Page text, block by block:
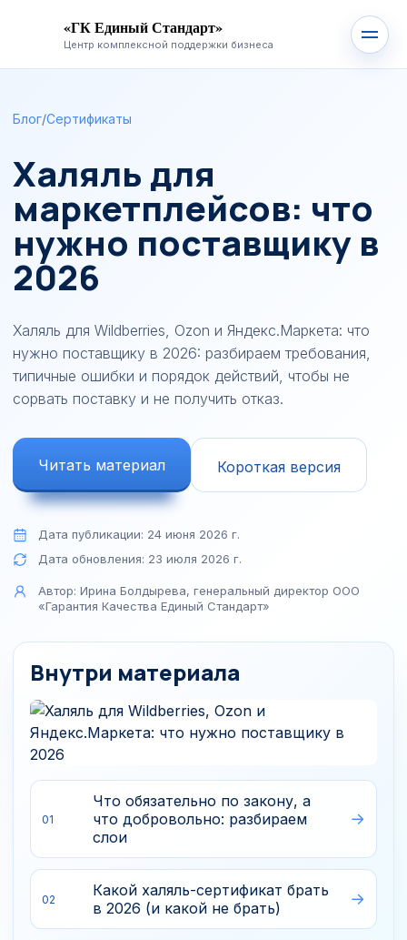
«ГК Единый Стандарт»
Центр комплексной поддержки бизнеса
Блог/Сертификаты
Халяль для
маркетплейсов: что
нужно поставщику в
2026
Халяль для Wildberries, Ozon и Яндекс.Маркета: что
нужно поставщику в 2026: разбираем требования,
типичные ошибки и порядок действий, чтобы не
сорвать поставку и не получить отказ.
Читать материал Короткая версия
Дата публикации: 24 июня 2026 г.
Дата обновления: 23 июля 2026 г.
Автор: Ирина Болдырева, генеральный директор ООО
«Гарантия Качества Единый Стандарт»
Внутри материала
01
Что обязательно по закону, а
что добровольно: разбираем
слои
02
Какой халяль-сертификат брать
в 2026 (и какой не брать)